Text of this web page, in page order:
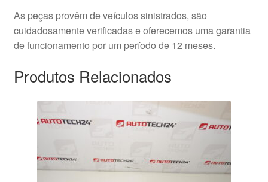
As peças provêm de veículos sinistrados, são
cuidadosamente verificadas e oferecemos uma garantia
de funcionamento por um período de 12 meses.
Produtos Relacionados